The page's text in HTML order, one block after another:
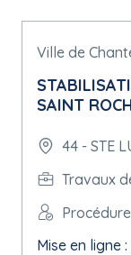
Ville de
SAINT
44 - STE
Travaux
Mise en ligne